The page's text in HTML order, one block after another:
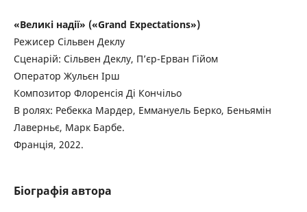
«Великі надії» («Grand Expectations»)
Режисер Сільвен Деклу
Сценарій: Сільвен Деклу, П’єр-Ерван Гійом
Оператор Жульєн Ірш
Композитор Флоренсія Ді Кончільо
В ролях: Ребекка Мардер, Еммануель Берко, Беньямін
Лаверньє, Марк Барбе.
Франція, 2022.
Біографія автора